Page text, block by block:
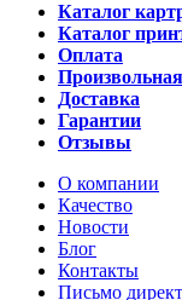
Каталог
Каталог
Оплата
Доставка
Гарантии
Отзывы
О компании
Качество
Новости
Блог
Контакты
Письмо